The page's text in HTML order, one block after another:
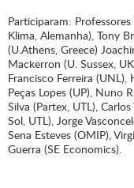
Participaram:
Klima, Alemanha), Tony
(U.Athens, Greece)
Mackerron (U. Sussex,
Francisco Ferreira
Peças Lopes (UP), Nuno
Silva (Partex, UTL),
Sol, UTL), Jorge
Sena Esteves (OMIP),
Guerra (SE Economics).